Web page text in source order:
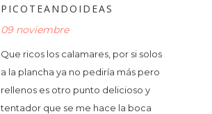
PICOTEANDOIDEAS
09 noviembre
Que ricos los calamares, por si solos
a la plancha ya no pediría más pero
rellenos es otro punto delicioso y
tentador que se me hace la boca